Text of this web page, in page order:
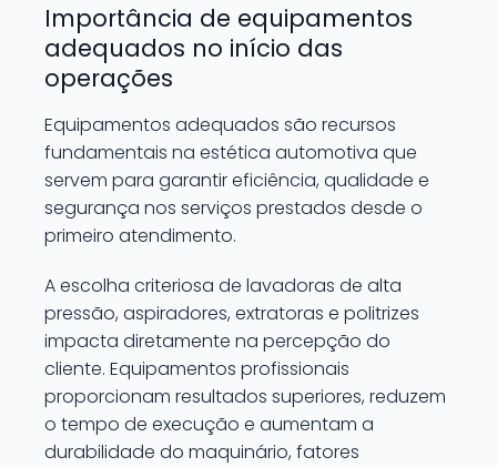
Importância de equipamentos
adequados no início das
operações
Equipamentos adequados são recursos
fundamentais na estética automotiva que
servem para garantir eficiência, qualidade e
segurança nos serviços prestados desde o
primeiro atendimento.
A escolha criteriosa de lavadoras de alta
pressão, aspiradores, extratoras e politrizes
impacta diretamente na percepção do
cliente. Equipamentos profissionais
proporcionam resultados superiores, reduzem
o tempo de execução e aumentam a
durabilidade do maquinário, fatores